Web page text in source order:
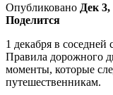
Опубликовано Дек 3,
Поделится
1 декабря в
Правила дорожного
моменты, которые
путешественникам.